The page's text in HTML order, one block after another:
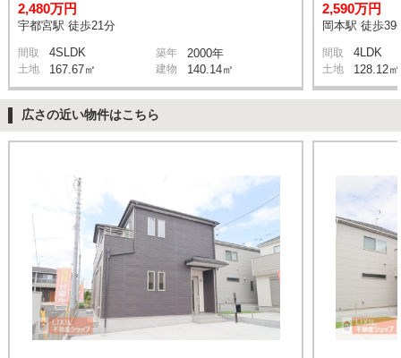
2,480万円
宇都宮駅 徒歩21分
間取 4SLDK 築年 2000年
土地 167.67㎡ 建物 140.14㎡
2,590万円
岡本駅 徒歩39
間取 4LDK
土地 128.12㎡
広さの近い物件はこちら